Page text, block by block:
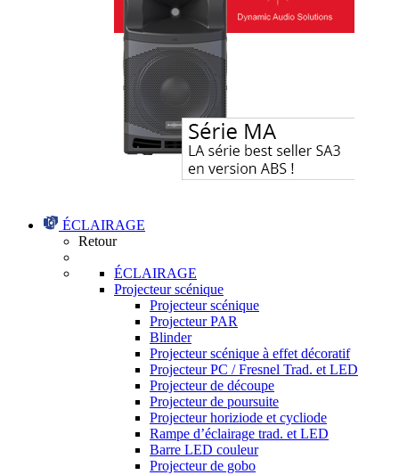
ÉCLAIRAGE
Retour
ÉCLAIRAGE
Projecteur scénique
Projecteur scénique
Projecteur PAR
Blinder
Projecteur scénique à effet décoratif
Projecteur PC / Fresnel Trad. et LED
Projecteur de découpe
Projecteur de poursuite
Projecteur horiziode et cycliode
Rampe d’éclairage trad. et LED
Barre LED couleur
Projecteur de gobo